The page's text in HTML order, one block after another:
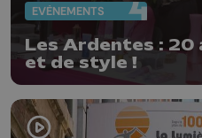
EVÈNEMENTS
Les Ardentes : 20
et de style !